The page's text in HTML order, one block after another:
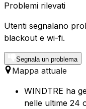
Problemi rilevati
Utenti segnalano
blackout e wi-fi.
Segnala un problema
Mappa attuale
WINDTRE ha
nelle ultime 24